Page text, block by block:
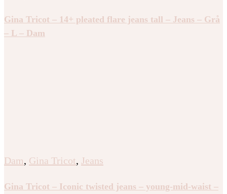
Gina Tricot – 14+ pleated flare jeans tall – Jeans – Grå
– L – Dam
Dam, Gina Tricot, Jeans
Gina Tricot – Iconic twisted jeans – young-mid-waist –